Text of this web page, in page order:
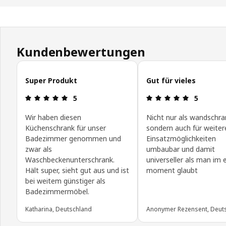
Kundenbewertungen
Kundenbewertungen überspringen
Super Produkt
Bewertung: 5 von 5 Sterne
5
Wir haben diesen
Küchenschrank für unser
Badezimmer genommen und
zwar als
Waschbeckenunterschrank.
Hält super, sieht gut aus und ist
bei weitem günstiger als
Badezimmermöbel.
Katharina, Deutschland
Gut für vieles
5
Nicht nur als
sondern auch für
Einsatzmöglichkeiten
umbaubar und damit
universeller als man im
moment glaubt
Anonymer Rezensent,